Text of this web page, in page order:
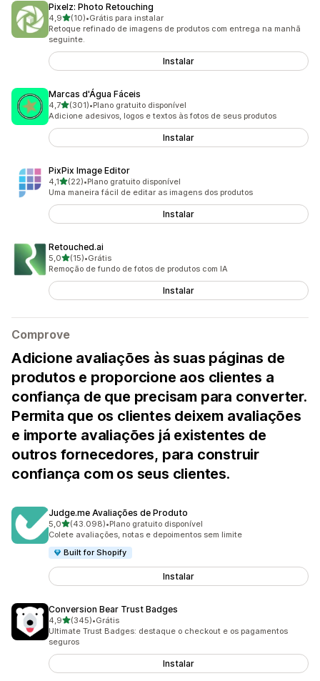
Pixelz: Photo Retouching
4,9de 5 estrelas
(10)
10 avaliações ao todo
•Grátis para instalar
Retoque refinado de imagens de produtos com entrega na manhã
seguinte.
Instalar
Marcas d'Água Fáceis
4,7de 5 estrelas
(301)
301 avaliações ao todo
•Plano gratuito disponível
Adicione adesivos, logos e textos às fotos de seus produtos
Instalar
PixPix Image Editor
4,1de 5 estrelas
(22)
22 avaliações ao todo
•Plano gratuito disponível
Uma maneira fácil de editar as imagens dos produtos
Instalar
Retouched.ai
5,0de 5 estrelas
(15)
15 avaliações ao todo
•Grátis
Remoção de fundo de fotos de produtos com IA
Instalar
Comprove
Adicione avaliações às suas páginas de
produtos e proporcione aos clientes a
confiança de que precisam para converter.
Permita que os clientes deixem avaliações
e importe avaliações já existentes de
outros fornecedores, para construir
confiança com os seus clientes.
Judge.me Avaliações de Produto
5,0de 5 estrelas
(43.098)
43098 avaliações ao todo
•Plano gratuito disponível
Colete avaliações, notas e depoimentos sem limite
Built for Shopify
Instalar
Conversion Bear Trust Badges
4,9de 5 estrelas
(345)
345 avaliações ao todo
•Grátis
Ultimate Trust Badges: destaque o checkout e os pagamentos
seguros
Instalar